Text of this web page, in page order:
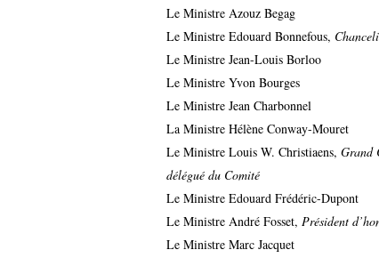
Le Ministre Azouz Begag
Le Ministre Edouard Bonnefous,
Le Ministre Jean-Louis Borloo
Le Ministre Yvon Bourges
Le Ministre Jean Charbonnel
La Ministre Hélène Conway-Mouret
Le Ministre Louis W. Christiaens, Grand
délégué du Comité
Le Ministre Edouard Frédéric-Dupont
Le Ministre André Fosset, Président
Le Ministre Marc Jacquet